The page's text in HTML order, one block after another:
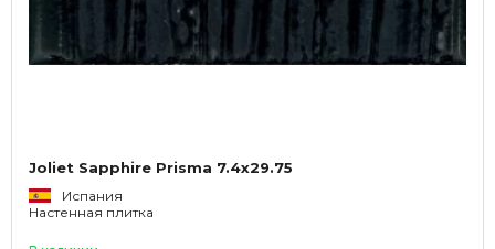
Joliet Sapphire Prisma 7.4x29.75
Испания
Настенная плитка